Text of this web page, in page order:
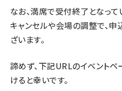
なお、満席で受付終了となって
キャンセルや会場の調整で、
ざいます。
諦めず、下記URLのイベント
けると幸いです。